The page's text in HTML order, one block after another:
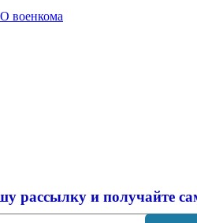
военкома
рассылку и получайте